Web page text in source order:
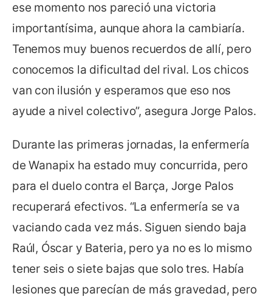
ese momento nos pareció una victoria
importantísima, aunque ahora la cambiaría.
Tenemos muy buenos recuerdos de allí, pero
conocemos la dificultad del rival. Los chicos
van con ilusión y esperamos que eso nos
ayude a nivel colectivo”, asegura Jorge Palos.
Durante las primeras jornadas, la enfermería
de Wanapix ha estado muy concurrida, pero
para el duelo contra el Barça, Jorge Palos
recuperará efectivos. “La enfermería se va
vaciando cada vez más. Siguen siendo baja
Raúl, Óscar y Bateria, pero ya no es lo mismo
tener seis o siete bajas que solo tres. Había
lesiones que parecían de más gravedad, pero